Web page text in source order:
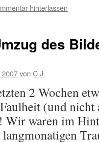
hinterlassen
des
2007von C.J.
2 Wochen
(und nicht
Wir waren im
langmonatigen